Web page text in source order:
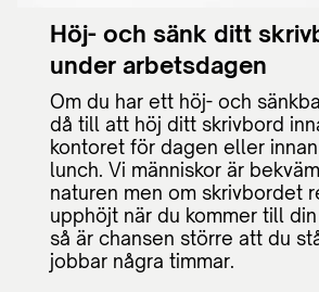
Höj- och sänk ditt
under arbetsdagen
Om du har ett höj- och
då till att höj ditt skrivbord
kontoret för dagen eller
lunch. Vi människor är
naturen men om skrivbordet
upphöjt när du kommer till
så är chansen större att du
jobbar några timmar.